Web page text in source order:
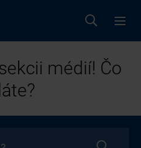
médií! Čo